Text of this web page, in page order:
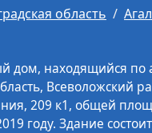
область
дом, находящийся по
Всеволожский
209 к1, общей
году. Здание